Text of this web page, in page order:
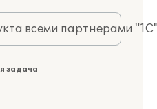
всеми партнерами
задача